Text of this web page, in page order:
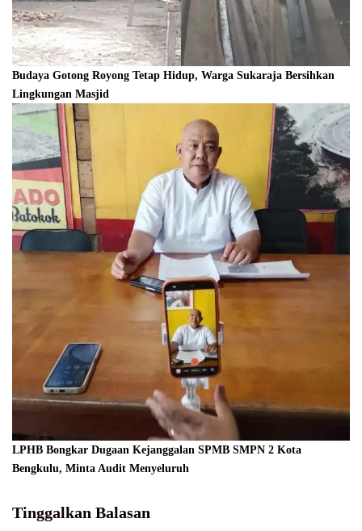
Budaya Gotong Royong Tetap Hidup, Warga Sukaraja Bersihkan
Lingkungan Masjid
LPHB Bongkar Dugaan Kejanggalan SPMB SMPN 2 Kota
Bengkulu, Minta Audit Menyeluruh
Tinggalkan Balasan